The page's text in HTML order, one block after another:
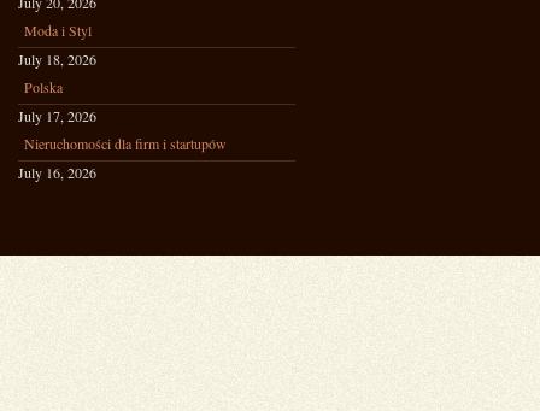
Moda i Styl
July 18, 2026
Polska
July 17, 2026
Nieruchomości dla firm i startupów
July 16, 2026